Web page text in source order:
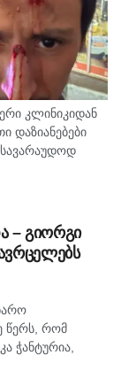
კლინიკიდან
დაზიანებები
არ
– გიორგი
წერს, რომ
ჭანტურია,